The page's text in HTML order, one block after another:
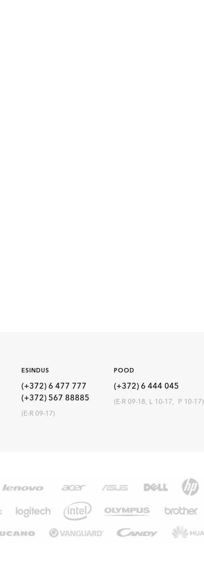
POOD
(+372) 6 444 045
(E-R 09-18, L 10-17, P 10-17)
ESINDUS
(+372) 6 477 777
(+372) 567 88885
(E-R 09-17)